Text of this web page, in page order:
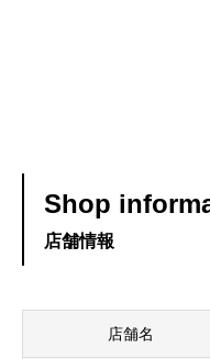
Shop
店舗情報
店舗名